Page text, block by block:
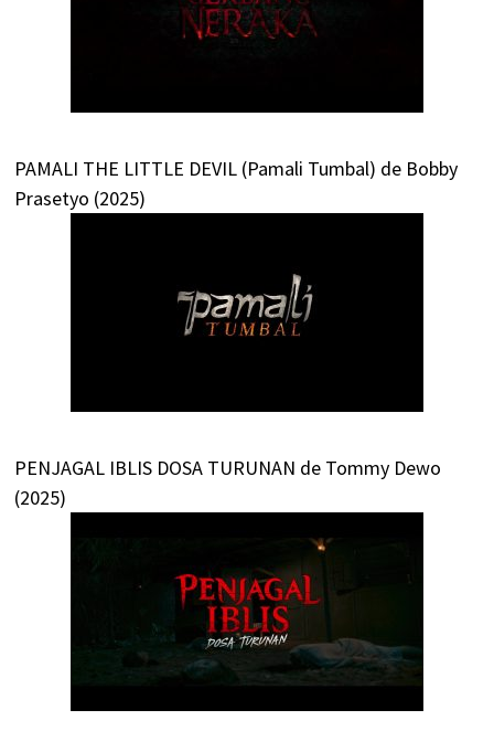
PAMALI THE LITTLE DEVIL (Pamali Tumbal) de Bobby
Prasetyo (2025)
PENJAGAL IBLIS DOSA TURUNAN de Tommy Dewo
(2025)